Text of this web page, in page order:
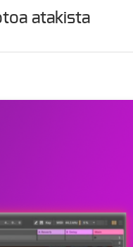
atakista